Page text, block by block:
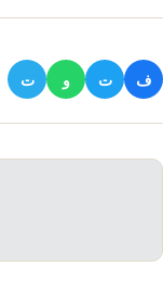
ف ت و ت